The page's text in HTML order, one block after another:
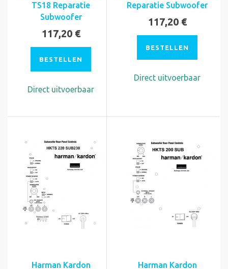
TS18 Reparatie
Subwoofer
117,20 €
BESTELLEN
Direct uitvoerbaar
Reparatie Subwoofer
117,20 €
BESTELLEN
Direct uitvoerbaar
Harman Kardon
Harman Kardon